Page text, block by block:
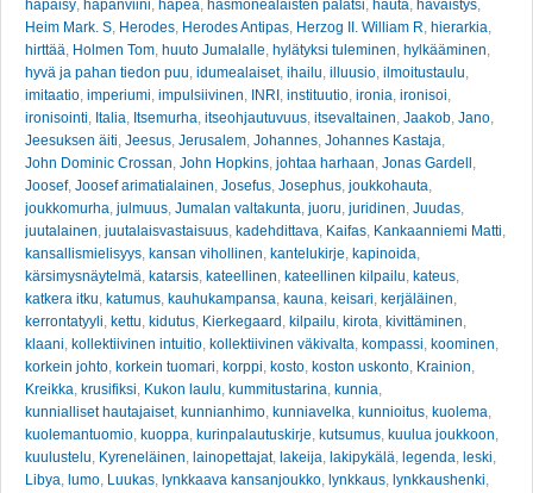
häpäisy, hapanviini, häpeä, hasmonealaisten palatsi, hauta, häväistys,
Heim Mark. S, Herodes, Herodes Antipas, Herzog II. William R, hierarkia,
hirttää, Holmen Tom, huuto Jumalalle, hylätyksi tuleminen, hylkääminen,
hyvä ja pahan tiedon puu, idumealaiset, ihailu, illuusio, ilmoitustaulu,
imitaatio, imperiumi, impulsiivinen, INRI , instituutio, ironia, ironisoi,
ironisointi, Italia, Itsemurha, itseohjautuvuus, itsevaltainen, Jaakob, Jano,
Jeesuksen äiti, Jeesus, Jerusalem, Johannes, Johannes Kastaja,
John Dominic Crossan, John Hopkins, johtaa harhaan, Jonas Gardell ,
Joosef, Joosef arimatialainen, Josefus, Josephus, joukkohauta,
joukkomurha, julmuus, Jumalan valtakunta, juoru, juridinen, Juudas,
juutalainen, juutalaisvastaisuus, kadehdittava, Kaifas, Kankaanniemi Matti,
kansallismielisyys, kansan vihollinen, kantelukirje, kapinoida,
kärsimysnäytelmä, katarsis, kateellinen, kateellinen kilpailu, kateus,
katkera itku, katumus, kauhukampansa, kauna, keisari, kerjäläinen,
kerrontatyyli, kettu, kidutus, Kierkegaard , kilpailu, kirota, kivittäminen,
klaani, kollektiivinen intuitio, kollektiivinen väkivalta, kompassi, koominen,
korkein johto, korkein tuomari, korppi, kosto, koston uskonto, Krainion,
Kreikka, krusifiksi, Kukon laulu, kummitustarina, kunnia,
kunnialliset hautajaiset, kunnianhimo, kunniavelka, kunnioitus, kuolema,
kuolemantuomio, kuoppa, kurinpalautuskirje, kutsumus, kuulua joukkoon,
kuulustelu, Kyreneläinen, lainopettajat, lakeija, lakipykälä, legenda, leski,
Libya, lumo, Luukas, lynkkaava kansanjoukko, lynkkaus, lynkkaushenki,